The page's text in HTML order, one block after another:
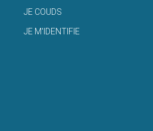
JE COUDS
JE M'IDENTIFIE